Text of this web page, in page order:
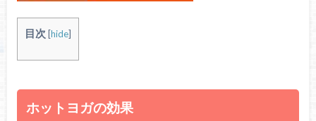
目次 [hide]
ホットヨガの効果